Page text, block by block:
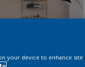
your device to enhance site